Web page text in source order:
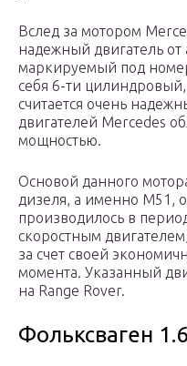
Вслед за мотором
надежный двигатель от
маркируемый под
себя 6-ти
считается очень
двигателей Mercedes
мощностью.
Основой данного
дизеля, а именно M51,
производилось в
скоростным
за счет своей
момента. Указанный
на Range Rover.
Фольксваген